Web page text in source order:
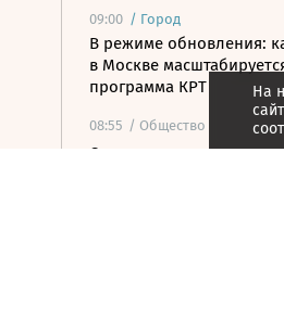
09:00 / Город
В режиме обновления:
в Москве
программа КРТ
08:55 / Общество
Слепакову грозит до
На